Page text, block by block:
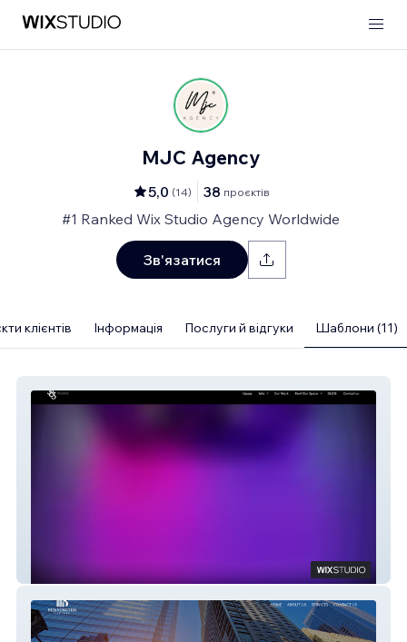
MJC Agency
5,0 (14) 38 проєктів
#1 Ranked Wix Studio Agency Worldwide
Зв'язатися
клієнтів Інформація Послуги й відгуки Шаблони (11)
383 Media Inc